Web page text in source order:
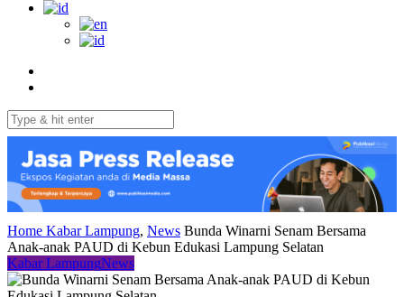
Home Kabar Lampung, News Bunda Winarni Senam Bersama
Anak-anak PAUD di Kebun Edukasi Lampung Selatan
Kabar LampungNews